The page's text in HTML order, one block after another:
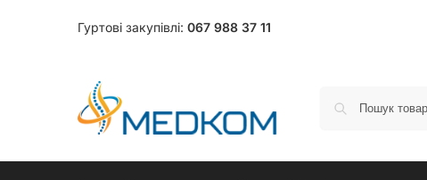
Гуртові закупівлі: 067 988 37 11